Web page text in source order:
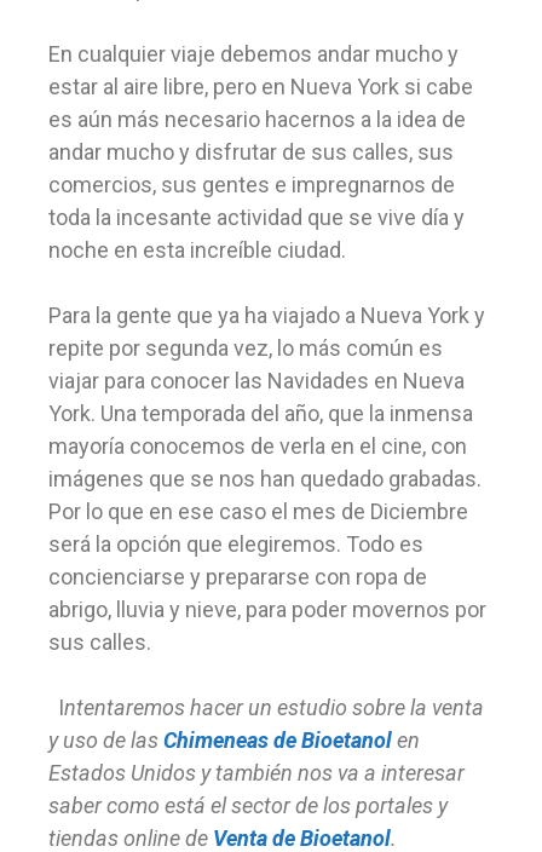
En cualquier viaje debemos andar mucho y
estar al aire libre, pero en Nueva York si cabe
es aún más necesario hacernos a la idea de
andar mucho y disfrutar de sus calles, sus
comercios, sus gentes e impregnarnos de
toda la incesante actividad que se vive día y
noche en esta increíble ciudad.
Para la gente que ya ha viajado a Nueva York y
repite por segunda vez, lo más común es
viajar para conocer las Navidades en Nueva
York. Una temporada del año, que la inmensa
mayoría conocemos de verla en el cine, con
imágenes que se nos han quedado grabadas.
Por lo que en ese caso el mes de Diciembre
será la opción que elegiremos. Todo es
concienciarse y prepararse con ropa de
abrigo, lluvia y nieve, para poder movernos por
sus calles.
Intentaremos hacer un estudio sobre la venta
y uso de lasChimeneas de Bioetanolen
Estados Unidos y también nos va a interesar
saber como está el sector de los portales y
tiendas online de Venta de Bioetanol.